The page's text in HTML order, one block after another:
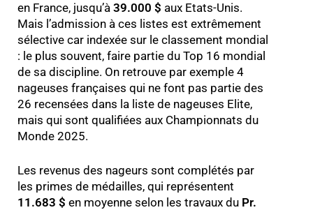
en France, jusqu’à 39.000 $ aux Etats-Unis.
Mais l’admission à ces listes est extrêmement
sélective car indexée sur le classement mondial
: le plus souvent, faire partie du Top 16 mondial
de sa discipline. On retrouve par exemple 4
nageuses françaises qui ne font pas partie des
26 recensées dans la liste de nageuses Elite,
mais qui sont qualifiées aux Championnats du
Monde 2025.
Les revenus des nageurs sont complétés par
les primes de médailles, qui représentent
11.683 $ en moyenne selon les travaux du Pr.